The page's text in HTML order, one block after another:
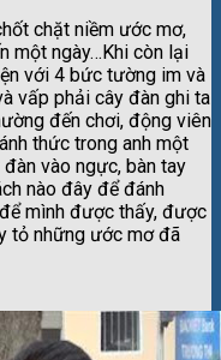
chặt niềm ước mơ,
một ngày…Khi còn lại
với 4 bức tường im và
vấp phải cây đàn ghi ta
đến chơi, động viên
thức trong anh một
vào ngực, bàn tay
nào đây để đánh
mình được thấy, được
tỏ những ước mơ đã